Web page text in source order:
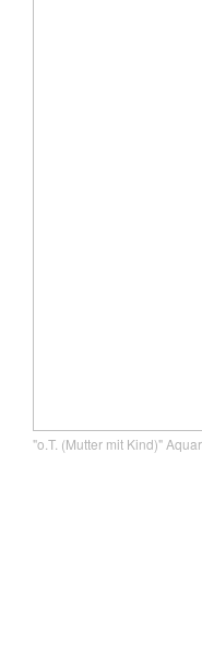
"o.T. (Mutter mit Kind)"